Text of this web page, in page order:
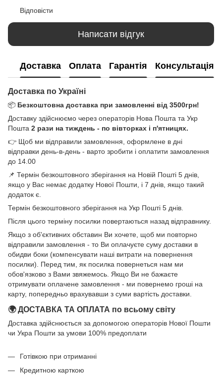
Відповісти
Написати відгук
Доставка Оплата Гарантія Консультація
Доставка по Україні
📦 Безкоштовна доставка при замовленні від 3500грн!
Доставку здійснюємо через операторів Нова Пошта та Укр
Пошта 2 рази на тиждень - по вівторках і п'ятницях.
👉 Щоб ми відправили замовлення, оформлене в дні
відправки день-в-день - варто зробити і оплатити замовлення
до 14.00
📌 Термін безкоштовного зберігання на Новій Пошті 5 днів,
якщо у Вас немає додатку Нової Пошти, і 7 днів, якщо такий
додаток є.
Термін безкоштовного зберігання на Укр Пошті 5 днів.
Після цього терміну посилки повертаються назад відправнику.
Якщо з об'єктивних обставин Ви хочете, щоб ми повторно
відправили замовлення - то Ви оплачуєте суму доставки в
обидви боки (компенсувати наші витрати на повернення
посилки). Перед тим, як посилка повернеться нам ми
обов'язково з Вами звяжемось. Якщо Ви не бажаєте
отримувати оплачене замовлення - ми повернемо гроші на
карту, попередньо врахувавши з суми вартість доставки.
🌍 ДОСТАВКА ТА ОПЛАТА по всьому світу
Доставка здійснюється за допомогою операторів Нової Пошти
чи Укра Пошти за умови 100% предоплати
Готівкою при отриманні
Кредитною карткою